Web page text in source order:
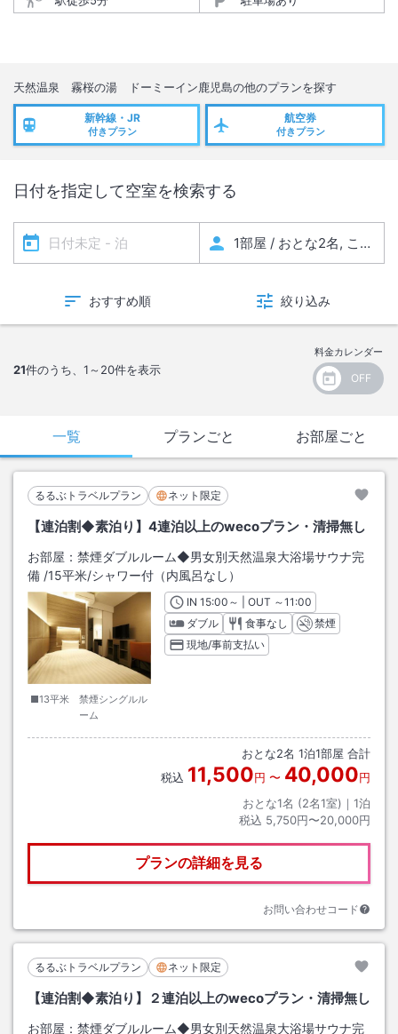
天然温泉 霧桜の湯 ドーミーイン鹿児島の他のプランを探す
新幹線・JR
付きプラン
航空券
付きプラン
日付を指定して空室を検索する
おすすめ順 絞り込み
21件のうち、 1～20件を表示
料金カレンダー
一覧 プランごと お部屋ごと
るるぶトラベルプラン ネット限定
【連泊割◆素泊り】4連泊以上のwecoプラン・清掃無し
お部屋： 禁煙ダブルルーム◆男女別天然温泉大浴場サウナ完
備 /15平米/シャワー付（内風呂なし）
■13平米 禁煙シングルル
ーム
INチェックイン
15:00 ～ | OUT チェックアウト
～11:00
ダブル
食事なし
禁煙
現地/事前支払い
おとな2名 1泊1部屋 合計
税込 11,500円 〜 40,000円
おとな1名 (2名1室)｜ 1泊
税込 5,750円〜20,000円
プランの詳細を見る
お問い合わせコード
るるぶトラベルプラン ネット限定
【連泊割◆素泊り】２連泊以上のwecoプラン・清掃無し
お部屋： 禁煙ダブルルーム◆男女別天然温泉大浴場サウナ完